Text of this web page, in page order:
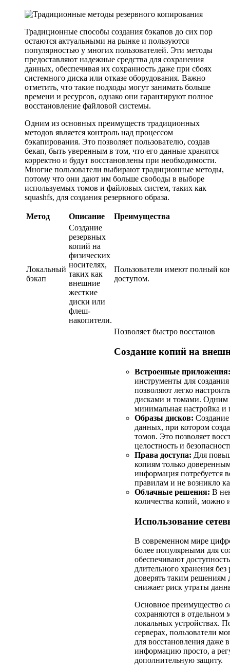
Традиционные способы создания бэкапов до сих пор
остаются актуальными на рынке и пользуются
популярностью у многих пользователей. Эти методы
предоставляют надежные средства для сохранения
данных, обеспечивая их сохранность даже при сбоях
системного диска или отказе оборудования. Важно
отметить, что такие подходы могут занимать больше
времени и ресурсов, однако они гарантируют полное
восстановление файловой системы.
Одним из основных преимуществ традиционных
методов является контроль над процессом
бэкапирования. Это позволяет пользователю, создав
бекап, быть уверенным в том, что его данные хранятся
корректно и будут восстановлены при необходимости.
Многие пользователи выбирают традиционные методы,
потому что они дают им больше свободы в выборе
используемых томов и файловых систем, таких как
squashfs, для создания резервного образа.
Метод Описание Преимущества
Локальный
бэкап
Создание
резервных
копий на
физических
носителях,
таких как
внешние
жесткие
диски или
флеш-
накопители.
Пользователи имеют полный
доступом.
Позволяет быстро восстанов
Создание копий на
Встроенные приложения:
инструменты для
позволяют легко
дисками и томами. Одним
минимальная настройка и
Образы дисков:
данных, при котором
томов. Это позволяет
целостность и
Права доступа: Для
копиям только
информация потребуется
правилам и не возникло
Облачные решения: В
количества копий, можно
Использование
В современном мире
более популярными для
обеспечивают
длительного хранения
доверять таким
снижает риск утраты
Основное преимущество
сохраняются в отдельном
локальных устройствах.
серверах, пользователи
для восстановления даже
информацию просто, а
дополнительную защиту.